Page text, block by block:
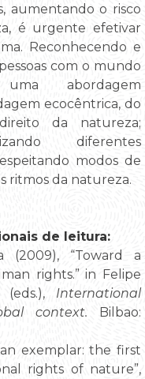
aumentando o risco
é urgente efetivar
Reconhecendo e
com o mundo
abordagem
ecocêntrica, do
da natureza;
diferentes
modos de
ritmos da natureza.
de leitura:
(2009), “Toward a
rights.” in Felipe
International
context. Bilbao:
exemplar: the first
rights of nature”,